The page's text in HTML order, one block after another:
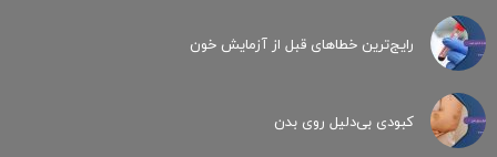
رایج‌ترین خطاهای قبل از آزمایش خون
کبودی‌ بی‌دلیل روی بدن